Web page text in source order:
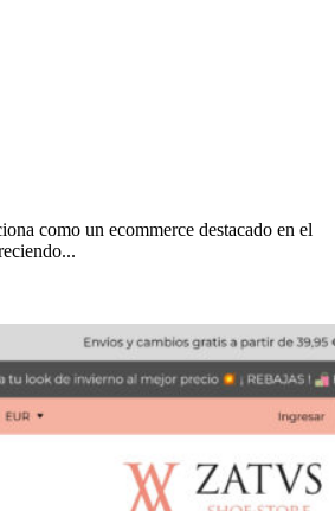
como un ecommerce destacado en el